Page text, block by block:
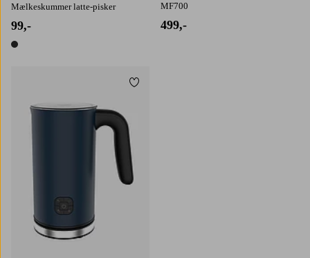
Mælkeskummer latte-pisker
99,-
1 farve
MF700
499,-
Tilføj til favoritter